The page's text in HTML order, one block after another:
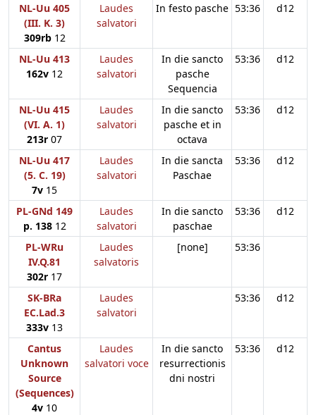
NL-Uu 405
(III. K. 3)
309rb12
Laudes
salvatori
In festo pasche 53:36 d12
NL-Uu 413
162v 12
Laudes
salvatori
In die sancto
pasche
Sequencia
53:36 d12
NL-Uu 415
(VI. A. 1)
213r 07
Laudes
salvatori
In die sancto
pasche et in
octava
53:36 d12
NL-Uu 417
(5. C. 19)
7v 15
Laudes
salvatori
In die sancta
Paschae
53:36 d12
PL-GNd 149
p. 13812
Laudes
salvatori
In die sancto
paschae
53:36 d12
PL-WRu
IV.Q.81
302r 17
Laudes
salvatoris
[none] 53:36
SK-BRa
EC.Lad.3
333v 13
Laudes
salvatori
53:36 d12
Cantus
Unknown
Source
(Sequences)
4v 10
Laudes
salvatori voce
In die sancto
resurrectionis
dni nostri
53:36 d12